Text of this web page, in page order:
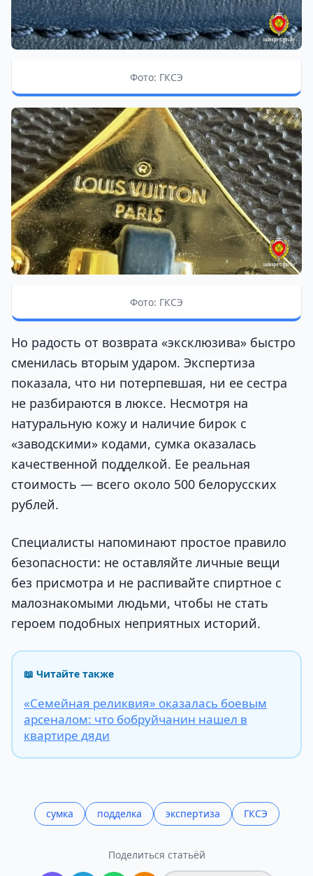
Фото: ГКСЭ
Фото: ГКСЭ
Но радость от возврата «эксклюзива» быстро
сменилась вторым ударом. Экспертиза
показала, что ни потерпевшая, ни ее сестра
не разбираются в люксе. Несмотря на
натуральную кожу и наличие бирок с
«заводскими» кодами, сумка оказалась
качественной подделкой. Ее реальная
стоимость — всего около 500 белорусских
рублей.
Специалисты напоминают простое правило
безопасности: не оставляйте личные вещи
без присмотра и не распивайте спиртное с
малознакомыми людьми, чтобы не стать
героем подобных неприятных историй.
📖 Читайте также
«Семейная реликвия» оказалась боевым
арсеналом: что бобруйчанин нашел в
квартире дяди
сумка подделка экспертиза ГКСЭ
Поделиться статьёй